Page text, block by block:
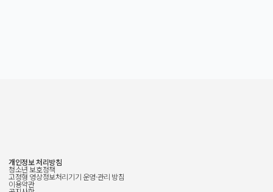
개인정보 처리방침
청소년 보호정책
고정형 영상정보처리기기 운영·관리 방침
이용약관